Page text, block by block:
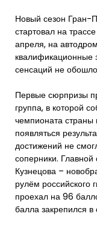
Новый сезон Гран-
стартовал на
апреля, на
квалификационные
сенсаций не
Первые сюрпризы
группа, в которой
чемпионата
появляться
достижений не
соперники. Главной
Кузнецова –
рулём российского
проехал на 96
балла закрепился